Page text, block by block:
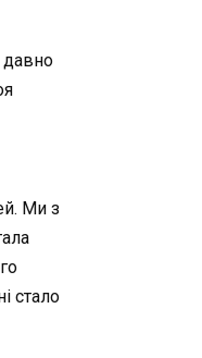
давно
Ми з
стало